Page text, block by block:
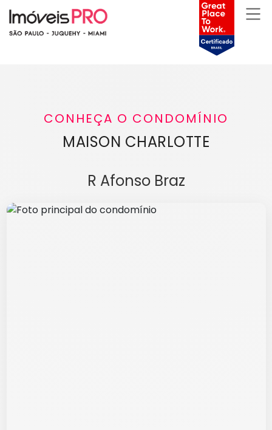
CONHEÇA O CONDOMÍNIO
MAISON CHARLOTTE
R Afonso Braz